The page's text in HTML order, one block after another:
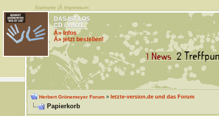
Startseite |Â Impressum
DAS IST LOS
CD / VINYL
Â» Infos
Â» jetzt bestellen!
Herbert Grönemeyer Forum» letzte-version.de und das Forum
Papierkorb